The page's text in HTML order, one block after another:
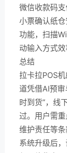
微信收款码
小票确认纸
功能，扫描
动输入方式效
总结
拉卡拉POS
道凭借AI预
时到货”，线
过。用户需
维护责任等
系统升级后